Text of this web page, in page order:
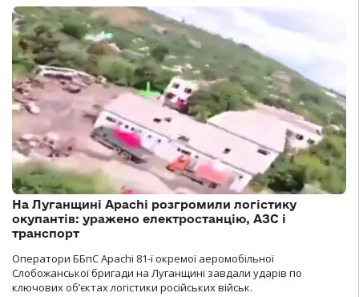
На Луганщині Apachi розгромили логістику
окупантів: уражено електростанцію, АЗС і
транспорт
Оператори ББпС Apachi 81-ї окремої аеромобільної
Слобожанської бригади на Луганщині завдали ударів по
ключових об’єктах логістики російських військ.